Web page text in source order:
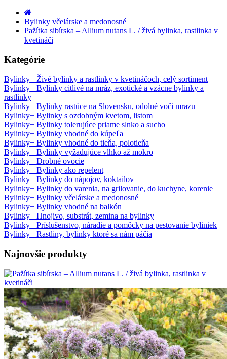
Bylinky včelárske a medonosné
Pažítka sibírska – Allium nutans L. / živá bylinka, rastlinka v
kvetináči
Kategórie
Bylinky+ Živé bylinky a rastlinky v kvetináčoch, celý sortiment
Bylinky+ Bylinky citlivé na mráz, exotické a vzácne bylinky a
rastlinky
Bylinky+ Bylinky rastúce na Slovensku, odolné voči mrazu
Bylinky+ Bylinky s ozdobným kvetom, listom
Bylinky+ Bylinky tolerujúce priame slnko a sucho
Bylinky+ Bylinky vhodné do kúpeľa
Bylinky+ Bylinky vhodné do tieňa, polotieňa
Bylinky+ Bylinky vyžadujúce vlhko až mokro
Bylinky+ Drobné ovocie
Bylinky+ Bylinky ako repelent
Bylinky+ Bylinky do nápojov, koktailov
Bylinky+ Bylinky do varenia, na grilovanie, do kuchyne, korenie
Bylinky+ Bylinky včelárske a medonosné
Bylinky+ Bylinky vhodné na balkón
Bylinky+ Hnojivo, substrát, zemina na bylinky
Bylinky+ Príslušenstvo, náradie a pomôcky na pestovanie byliniek
Bylinky+ Rastliny, bylinky ktoré sa nám páčia
Najnovšie produkty